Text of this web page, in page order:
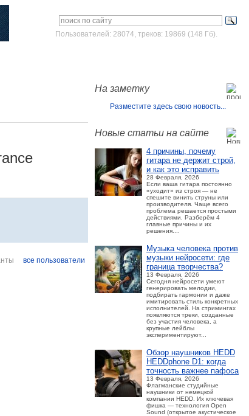
Пользователей: 28074, треков: 19869 (148 Гб).
На заметку
Разместите здесь свою новость...
Новые статьи на сайте
4 причины, почему
гитара не держит строй,
и как это исправить
28 Февраля, 2026
Если ваша гитара постоянно
«уходит» из строя — не
спешите винить струны или
производителя. Чаще всего
проблема решается простыми
действиями. Разберём 4
главные причины и их
решения....
Музыка человека против
музыки нейросети: где
граница творчества?
13 Февраля, 2026
Сегодня нейросети умеют
генерировать мелодии,
подбирать гармонии и даже
имитировать стиль конкретных
исполнителей. На стримингах
появляются треки, созданные
без участия человека, а
крупные лейблы
экспериментируют...
Обзор наушников HEDD
HEDDphone D1: когда
точность важнее пафоса
13 Февраля, 2026
Флагманские студийные
наушники от немецкой
компании HEDD. Их ключевая
фишка — технология Open
Sound (открытое акустическое
все пользователи